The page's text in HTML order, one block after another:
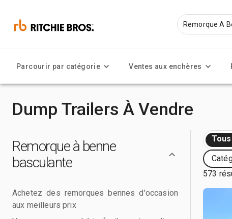
Parcourir par catégorie Ventes aux enchères
Dump Trailers À Vendre
Remorque à benne
basculante
Achetez des remorques bennes d'occasion
aux meilleurs prix
Tous
573